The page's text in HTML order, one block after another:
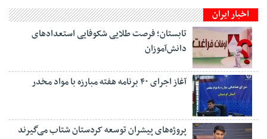
اخبار ایران
تابستان؛ فرصت طلایی شکوفایی استعدادهای
دانش‌آموزان
آغاز اجرای ۴۰ برنامه هفته مبارزه با مواد مخدر
پروژه‌های پیشران توسعه کردستان شتاب می‌گیرند